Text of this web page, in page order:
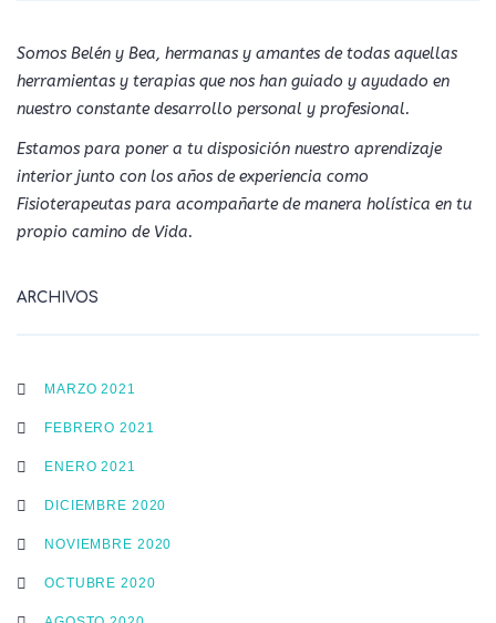
Somos Belén y Bea, hermanas y amantes de todas aquellas
herramientas y terapias que nos han guiado y ayudado en
nuestro constante desarrollo personal y profesional.
Estamos para poner a tu disposición nuestro aprendizaje
interior junto con los años de experiencia como
Fisioterapeutas para acompañarte de manera holística en tu
propio camino de Vida.
ARCHIVOS
MARZO 2021
FEBRERO 2021
ENERO 2021
DICIEMBRE 2020
NOVIEMBRE 2020
OCTUBRE 2020